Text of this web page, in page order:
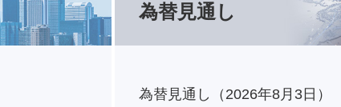
為替見通し
為替見通し（2026年8月3日）